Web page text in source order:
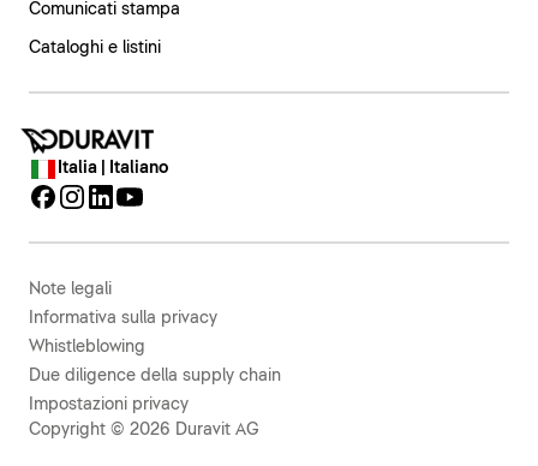
Comunicati stampa
Cataloghi e listini
Italia | Italiano
Note legali
Informativa sulla privacy
Whistleblowing
Due diligence della supply chain
Impostazioni privacy
Copyright © 2026 Duravit AG